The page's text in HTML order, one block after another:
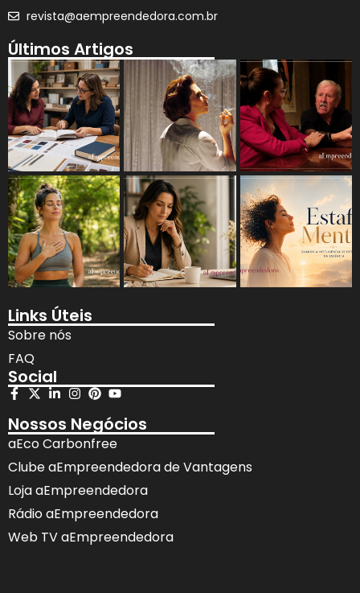
revista@aempreendedora.com.br
Últimos Artigos
Links Úteis
Sobre nós
FAQ
Social
Nossos Negócios
aEco Carbonfree
Clube aEmpreendedora de Vantagens
Loja aEmpreendedora
Rádio aEmpreendedora
Web TV aEmpreendedora